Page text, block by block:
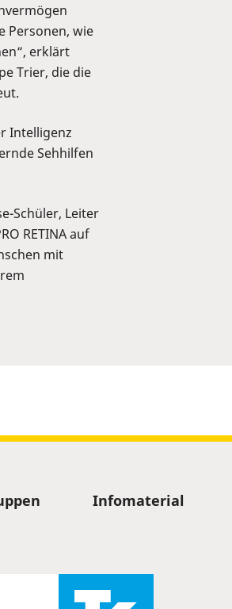
Personen, wie
erklärt
Trier, die die
Intelligenz
Sehhilfen
Schüler, Leiter
RETINA auf
mit
Infomaterial